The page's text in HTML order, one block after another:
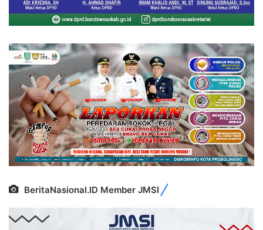
BeritaNasional.ID Member JMSI